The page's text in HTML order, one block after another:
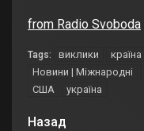
from Radio Svoboda
Tags: виклики країна
Новини | Міжнародні
США
україна
Назад